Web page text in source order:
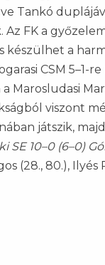
Tankó
FK a
készülhet a
CSM 5–1-
Marosludasi
viszont
játszik,
SE 10–0 (6–0)
(28., 80.), Ilyés